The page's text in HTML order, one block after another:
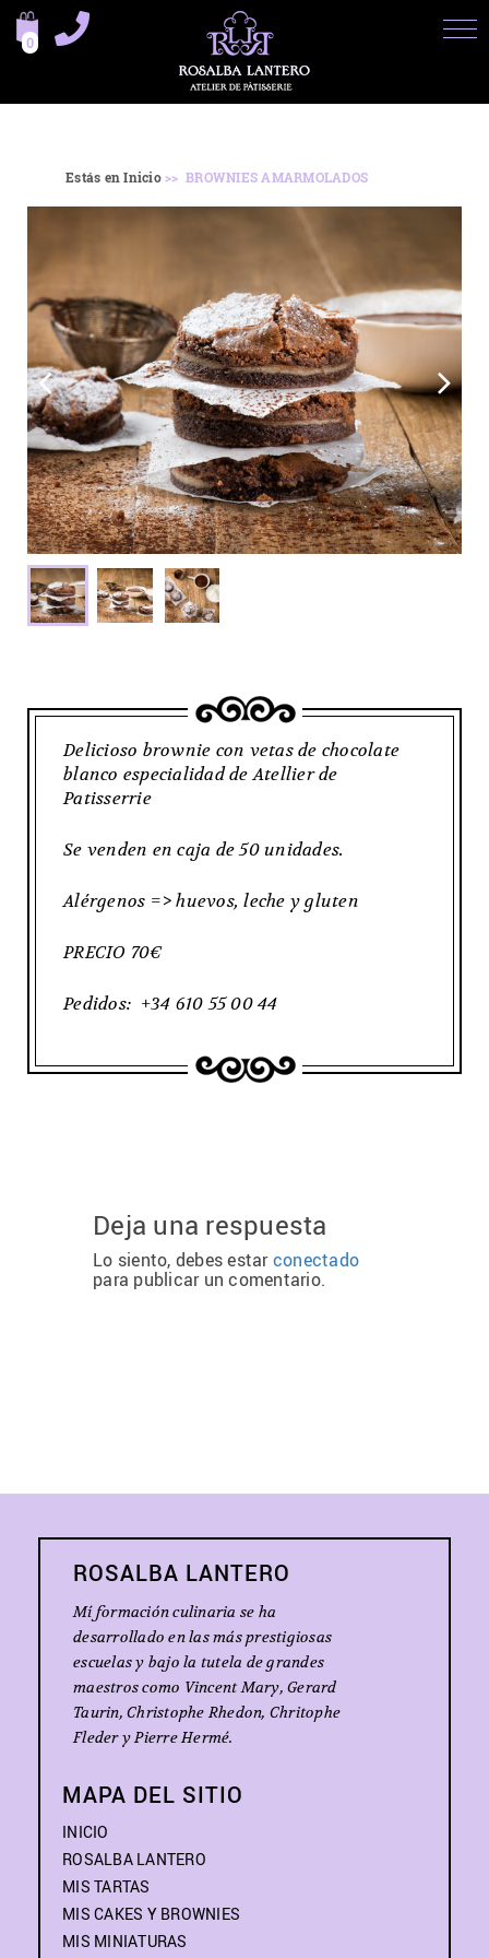
0
Estás en Inicio>> BROWNIES AMARMOLADOS
Delicioso brownie con vetas de chocolate
blanco especialidad de Atellier de
Patisserrie
Se venden en caja de 50 unidades.
Alérgenos => huevos, leche y gluten
PRECIO 70€
Pedidos: +34 610 55 00 44
Deja una respuesta
Lo siento, debes estarconectado
para publicar un comentario.
ROSALBA LANTERO
Mí formación culinaria se ha
desarrollado en las más prestigiosas
escuelas y bajo la tutela de grandes
maestros como Vincent Mary, Gerard
Taurin, Christophe Rhedon, Chritophe
Fleder y Pierre Hermé.
MAPA DEL SITIO
INICIO
ROSALBA LANTERO
MIS TARTAS
MIS CAKES Y BROWNIES
MIS MINIATURAS